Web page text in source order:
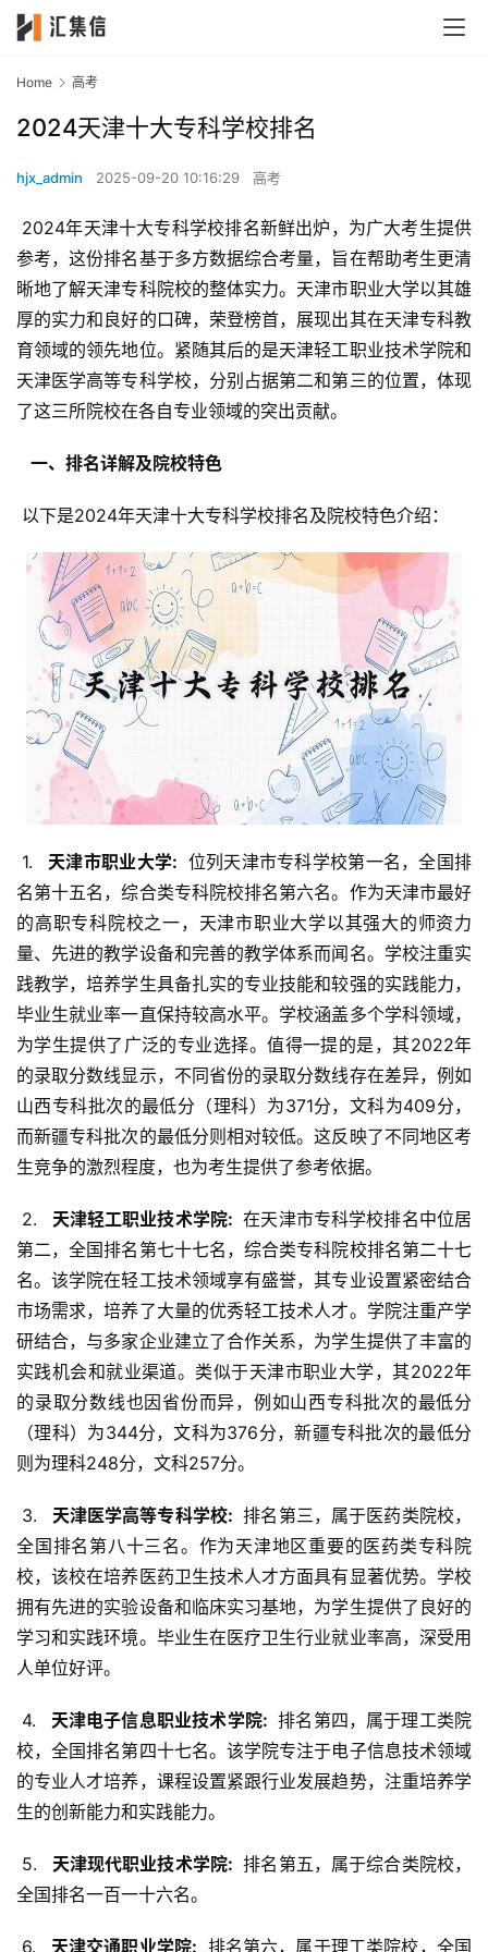
Home 高考
2024天津十大专科学校排名
hjx_admin 2025-09-20 10:16:29 高考
参考，这份排名基于多方数据综合考量，旨在帮助考生更清
晰地了解天津专科院校的整体实力。天津市职业大学以其雄
厚的实力和良好的口碑，荣登榜首，展现出其在天津专科教
育领域的领先地位。紧随其后的是天津轻工职业技术学院和
天津医学高等专科学校，分别占据第二和第三的位置，体现
了这三所院校在各自专业领域的突出贡献。
  一、排名详解及院校特色
以下是2024年天津十大专科学校排名及院校特色介绍：
1.
  天津市职业大学:
位列天津市专科学校第一名，全国排
名第十五名，综合类专科院校排名第六名。作为天津市最好
的高职专科院校之一，天津市职业大学以其强大的师资力
量、先进的教学设备和完善的教学体系而闻名。学校注重实
践教学，培养学生具备扎实的专业技能和较强的实践能力，
毕业生就业率一直保持较高水平。学校涵盖多个学科领域，
为学生提供了广泛的专业选择。值得一提的是，其2022年
的录取分数线显示，不同省份的录取分数线存在差异，例如
山西专科批次的最低分（理科）为371分，文科为409分，
而新疆专科批次的最低分则相对较低。这反映了不同地区考
生竞争的激烈程度，也为考生提供了参考依据。
2.
  天津轻工职业技术学院:
在天津市专科学校排名中位居
第二，全国排名第七十七名，综合类专科院校排名第二十七
名。该学院在轻工技术领域享有盛誉，其专业设置紧密结合
市场需求，培养了大量的优秀轻工技术人才。学院注重产学
研结合，与多家企业建立了合作关系，为学生提供了丰富的
实践机会和就业渠道。类似于天津市职业大学，其2022年
的录取分数线也因省份而异，例如山西专科批次的最低分
（理科）为344分，文科为376分，新疆专科批次的最低分
则为理科248分，文科257分。
3.
  天津医学高等专科学校:
排名第三，属于医药类院校，
全国排名第八十三名。作为天津地区重要的医药类专科院
校，该校在培养医药卫生技术人才方面具有显著优势。学校
拥有先进的实验设备和临床实习基地，为学生提供了良好的
学习和实践环境。毕业生在医疗卫生行业就业率高，深受用
人单位好评。
4.
  天津电子信息职业技术学院:
排名第四，属于理工类院
校，全国排名第四十七名。该学院专注于电子信息技术领域
的专业人才培养，课程设置紧跟行业发展趋势，注重培养学
生的创新能力和实践能力。
5.
  天津现代职业技术学院:
排名第五，属于综合类院校，
全国排名一百一十六名。
6.
  天津交通职业学院:
排名第六，属于理工类院校，全国